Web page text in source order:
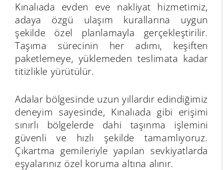
Kınalıada evden eve nakliyat hizmetimiz,
adaya özgü ulaşım kurallarına uygun
şekilde özel planlamayla gerçekleştirilir.
Taşıma sürecinin her adımı, keşiften
paketlemeye, yüklemeden teslimata kadar
titizlikle yürütülür.
Adalar bölgesinde uzun yıllardır edindiğimiz
deneyim sayesinde, Kınalıada gibi erişimi
sınırlı bölgelerde dahi taşınma işlemini
güvenli ve hızlı şekilde tamamlıyoruz.
Çıkartma gemileriyle yapılan sevkiyatlarda
eşyalarınız özel koruma altına alınır.